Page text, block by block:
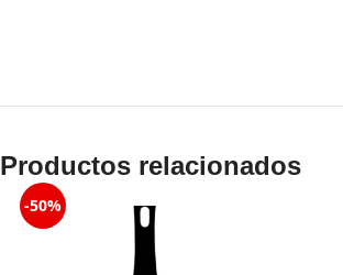
Productos relacionados
-50%